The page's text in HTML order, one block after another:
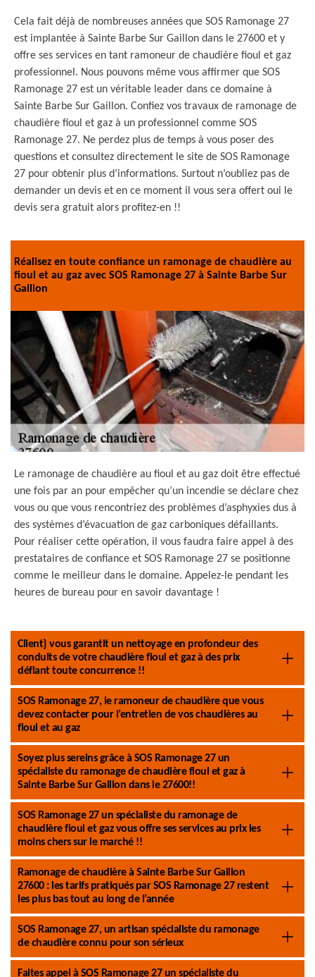
Cela fait déjà de nombreuses années que SOS Ramonage 27
est implantée à Sainte Barbe Sur Gaillon dans le 27600 et y
offre ses services en tant ramoneur de chaudière fioul et gaz
professionnel. Nous pouvons même vous affirmer que SOS
Ramonage 27 est un véritable leader dans ce domaine à
Sainte Barbe Sur Gaillon. Confiez vos travaux de ramonage de
chaudière fioul et gaz à un professionnel comme SOS
Ramonage 27. Ne perdez plus de temps à vous poser des
questions et consultez directement le site de SOS Ramonage
27 pour obtenir plus d’informations. Surtout n’oubliez pas de
demander un devis et en ce moment il vous sera offert oui le
devis sera gratuit alors profitez-en !!
Réalisez en toute confiance un ramonage de chaudière au
fioul et au gaz avec SOS Ramonage 27 à Sainte Barbe Sur
Gaillon
Le ramonage de chaudière au fioul et au gaz doit être effectué
une fois par an pour empêcher qu’un incendie se déclare chez
vous ou que vous rencontriez des problèmes d’asphyxies dus à
des systèmes d’évacuation de gaz carboniques défaillants.
Pour réaliser cette opération, il vous faudra faire appel à des
prestataires de confiance et SOS Ramonage 27 se positionne
comme le meilleur dans le domaine. Appelez-le pendant les
heures de bureau pour en savoir davantage !
Client} vous garantit un nettoyage en profondeur des
conduits de votre chaudière fioul et gaz à des prix
défiant toute concurrence !!
SOS Ramonage 27, le ramoneur de chaudière que vous
devez contacter pour l’entretien de vos chaudières au
fioul et au gaz
Soyez plus sereins grâce à SOS Ramonage 27 un
spécialiste du ramonage de chaudière fioul et gaz à
Sainte Barbe Sur Gaillon dans le 27600!!
SOS Ramonage 27 un spécialiste du ramonage de
chaudière fioul et gaz vous offre ses services au prix les
moins chers sur le marché !!
Ramonage de chaudière à Sainte Barbe Sur Gaillon
27600 : les tarifs pratiqués par SOS Ramonage 27 restent
les plus bas tout au long de l’année
SOS Ramonage 27, un artisan spécialiste du ramonage
de chaudière connu pour son sérieux
Faites appel à SOS Ramonage 27 un spécialiste du